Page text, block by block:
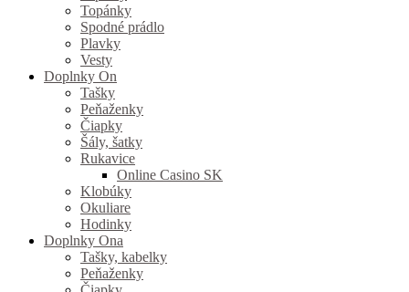
Topánky
Spodné prádlo
Plavky
Vesty
Doplnky On
Tašky
Peňaženky
Čiapky
Šály, šatky
Rukavice
Online Casino SK
Klobúky
Okuliare
Hodinky
Doplnky Ona
Tašky, kabelky
Peňaženky